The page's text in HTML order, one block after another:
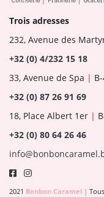
Trois adresses
232, Avenue des
+32 (0) 4/232 15 18
33, Avenue de Spa |
+32 (0) 87 26 91 69
18, Place Albert 1er |
+32 (0) 80 64 26 46
2021 Bonbon Caramel |